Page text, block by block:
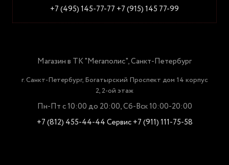
+7 (495) 145-77-77 +7 (915) 145 77-99
Магазин в ТК "Мегаполис", Санкт-Петербург
г. Санкт-Петербург, Богатырский Проспект дом 14 корпус
2, 2-ой этаж
Пн-Пт с 10:00 до 20:00, Сб-Вск 10:00-20:00
+7 (812) 455-44-44Сервис +7 (911) 111-75-58